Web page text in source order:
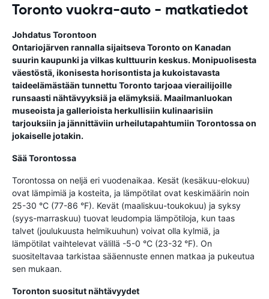
Toronto vuokra-auto - matkatiedot
Johdatus Torontoon
Ontariojärven rannalla sijaitseva Toronto on Kanadan
suurin kaupunki ja vilkas kulttuurin keskus. Monipuolisesta
väestöstä, ikonisesta horisontista ja kukoistavasta
taideelämästään tunnettu Toronto tarjoaa vierailijoille
runsaasti nähtävyyksiä ja elämyksiä. Maailmanluokan
museoista ja gallerioista herkullisiin kulinaarisiin
tarjouksiin ja jännittäviin urheilutapahtumiin Torontossa on
jokaiselle jotakin.
Sää Torontossa
Torontossa on neljä eri vuodenaikaa. Kesät (kesäkuu-elokuu)
ovat lämpimiä ja kosteita, ja lämpötilat ovat keskimäärin noin
25-30 °C (77-86 °F). Kevät (maaliskuu-toukokuu) ja syksy
(syys-marraskuu) tuovat leudompia lämpötiloja, kun taas
talvet (joulukuusta helmikuuhun) voivat olla kylmiä, ja
lämpötilat vaihtelevat välillä -5-0 °C (23-32 °F). On
suositeltavaa tarkistaa sääennuste ennen matkaa ja pukeutua
sen mukaan.
Toronton suositut nähtävyydet